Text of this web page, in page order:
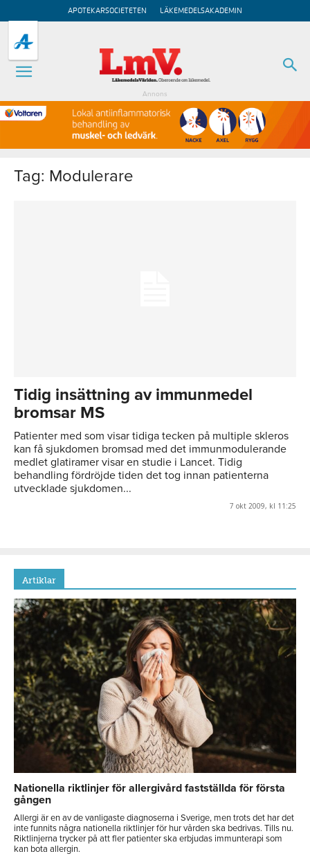
APOTEKARSOCIETETEN LÄKEMEDELSAKADEMIN
Annons
Tag: Modulerare
Tidig insättning av immunmedel
bromsar MS
Patienter med som visar tidiga tecken på multiple skleros
kan få sjukdomen bromsad med det immunmodulerande
medlet glatiramer visar en studie i Lancet. Tidig
behandling fördröjde tiden det tog innan patienterna
utvecklade sjukdomen...
7 okt 2009, kl 11:25
Artiklar
Nationella riktlinjer för allergivård fastställda för första
gången
Allergi är en av de vanligaste diagnoserna i Sverige, men trots det har det
inte funnits några nationella riktlinjer för hur vården ska bedrivas. Tills nu.
Riktlinjerna trycker på att fler patienter ska erbjudas immunterapi som
kan bota allergin.